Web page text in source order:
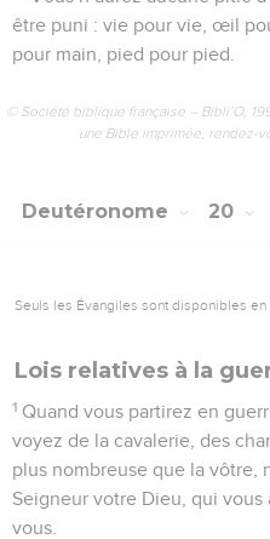
être puni : vie pour vie, œil
pour main, pied pour pied.
© Société biblique française – Bibli’O,
une Bible imprimée, rendez-
Deutéronome 20
Seuls les Évangiles sont disponibles en
Lois relatives à la
1 Quand vous partirez en
voyez de la cavalerie, des
plus nombreuse que la vôtre,
Seigneur votre Dieu, qui vous
vous.